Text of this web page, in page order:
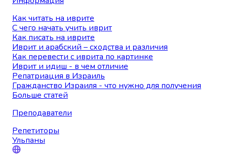
Как читать на иврите
С чего начать учить иврит
Как писать на иврите
Иврит и арабский – сходства и различия
Как перевести с иврита по картинке
Иврит и идиш - в чем отличие
Репатриация в Израиль
Гражданство Израиля - что нужно для получения
Больше статей
Преподаватели
Репетиторы
Ульпаны